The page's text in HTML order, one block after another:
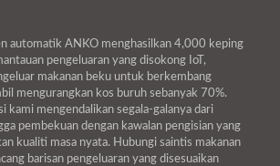
automatik ANKO menghasilkan 4,000 keping
pengeluaran yang disokong IoT,
makanan beku untuk berkembang
mengurangkan kos buruh sebanyak 70%.
kami mengendalikan segala-galanya dari
pembekuan dengan kawalan pengisian yang
kualiti masa nyata. Hubungi saintis makanan
barisan pengeluaran yang disesuaikan